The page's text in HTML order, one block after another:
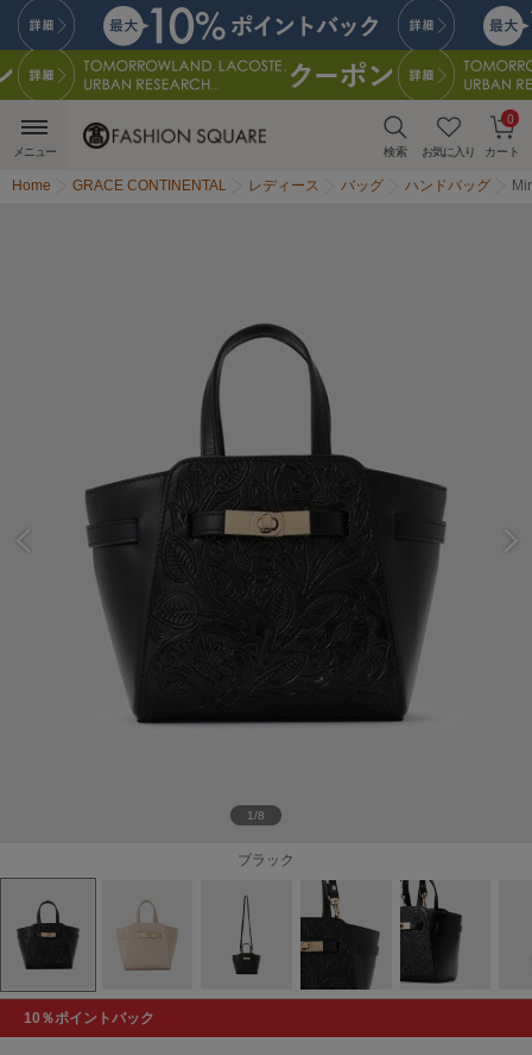
検索 お気に入り カート
0
メニュー
Home GRACE CONTINENTAL レディース バッグ ハンドバッグ
ブラック
1/8
10％ポイントバック